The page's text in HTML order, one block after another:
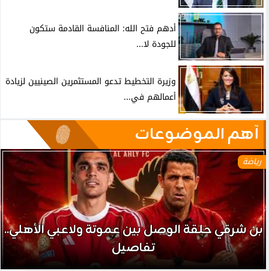
أدهم فتح الله: المنافسة القادمة ستكون
للجودة لا...
وزيرة التخطيط تدعو المستثمرين الصينيين لزيادة
أعمالهم في...
آهم الموضوعات
رياضة
بن شرقي حلقة الوصل بين عموتة ولاعبي الأهلي..
تفاصيل